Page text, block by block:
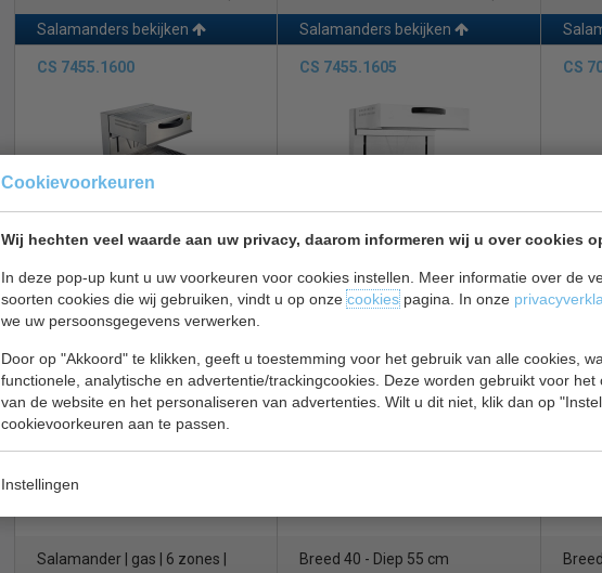
Cookievoorkeuren
Wij hechten veel waarde aan uw privacy, daarom informeren wij u over cookies
In deze pop-up kunt u uw voorkeuren voor cookies instellen. Meer informatie over de
soorten cookies die wij gebruiken, vindt u op onzecookiespagina. In onze
we uw persoonsgegevens verwerken.
Door op "Akkoord" te klikken, geeft u toestemming voor het gebruik van alle cookies,
functionele, analytische en advertentie/trackingcookies. Deze worden gebruikt voor het
van de website en het personaliseren van advertenties. Wilt u dit niet, klik dan op
cookievoorkeuren aan te passen.
Instellingen
Salamanders bekijken Salamanders bekijken
CS 7455.1600
Breed 45 - Diep 48 cm
€ 785,00 € 597,00
CS 7455.1605
Breed 60 - Diep 48 cm
€ 860,00 € 654,00
CS
Gas
€
CS 7049.0110
Salamander | gas | 6 zones |
CS 7466.1480
Breed 40 - Diep 55 cm
CS